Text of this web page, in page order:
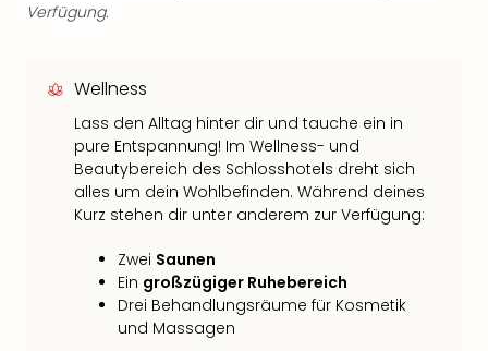
Verfügung.
Wellness
Lass den Alltag hinter dir und tauche ein in
pure Entspannung! Im Wellness- und
Beautybereich des Schlosshotels dreht sich
alles um dein Wohlbefinden. Während deines
Kurz stehen dir unter anderem zur Verfügung:
Zwei Saunen
Ein großzügiger Ruhebereich
Drei Behandlungsräume für Kosmetik
und Massagen